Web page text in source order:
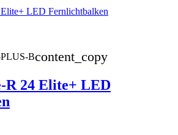
Bcontent_copy
24 Elite+ LED